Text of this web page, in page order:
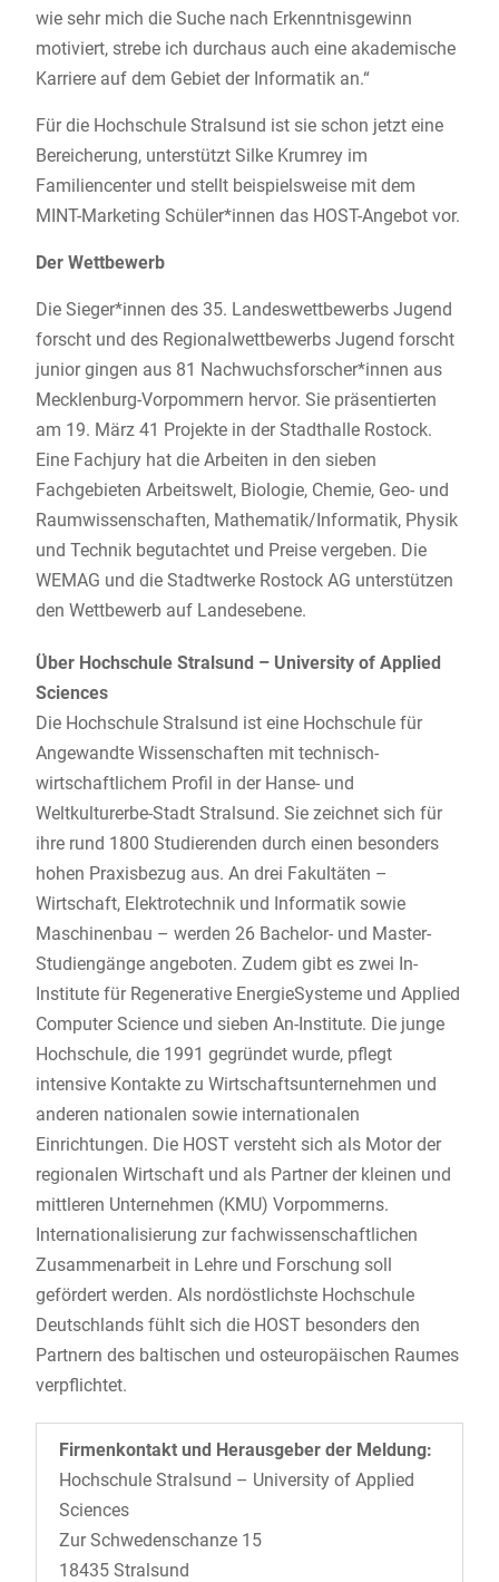
wie sehr mich die Suche nach Erkenntnisgewinn
motiviert, strebe ich durchaus auch eine akademische
Karriere auf dem Gebiet der Informatik an.“
Für die Hochschule Stralsund ist sie schon jetzt eine
Bereicherung, unterstützt Silke Krumrey im
Familiencenter und stellt beispielsweise mit dem
MINT-Marketing Schüler*innen das HOST-Angebot vor.
Der Wettbewerb
Die Sieger*innen des 35. Landeswettbewerbs Jugend
forscht und des Regionalwettbewerbs Jugend forscht
junior gingen aus 81 Nachwuchsforscher*innen aus
Mecklenburg-Vorpommern hervor. Sie präsentierten
am 19. März 41 Projekte in der Stadthalle Rostock.
Eine Fachjury hat die Arbeiten in den sieben
Fachgebieten Arbeitswelt, Biologie, Chemie, Geo- und
Raumwissenschaften, Mathematik/Informatik, Physik
und Technik begutachtet und Preise vergeben. Die
WEMAG und die Stadtwerke Rostock AG unterstützen
den Wettbewerb auf Landesebene.
Über Hochschule Stralsund – University of Applied
Sciences
Die Hochschule Stralsund ist eine Hochschule für
Angewandte Wissenschaften mit technisch-
wirtschaftlichem Profil in der Hanse- und
Weltkulturerbe-Stadt Stralsund. Sie zeichnet sich für
ihre rund 1800 Studierenden durch einen besonders
hohen Praxisbezug aus. An drei Fakultäten –
Wirtschaft, Elektrotechnik und Informatik sowie
Maschinenbau – werden 26 Bachelor- und Master-
Studiengänge angeboten. Zudem gibt es zwei In-
Institute für Regenerative EnergieSysteme und Applied
Computer Science und sieben An-Institute. Die junge
Hochschule, die 1991 gegründet wurde, pflegt
intensive Kontakte zu Wirtschaftsunternehmen und
anderen nationalen sowie internationalen
Einrichtungen. Die HOST versteht sich als Motor der
regionalen Wirtschaft und als Partner der kleinen und
mittleren Unternehmen (KMU) Vorpommerns.
Internationalisierung zur fachwissenschaftlichen
Zusammenarbeit in Lehre und Forschung soll
gefördert werden. Als nordöstlichste Hochschule
Deutschlands fühlt sich die HOST besonders den
Partnern des baltischen und osteuropäischen Raumes
verpflichtet.
Firmenkontakt und Herausgeber der Meldung:
Hochschule Stralsund – University of Applied
Sciences
Zur Schwedenschanze 15
18435 Stralsund